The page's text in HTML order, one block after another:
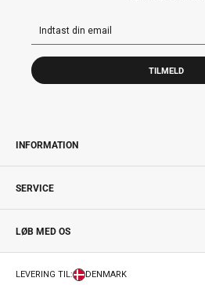
TILMELD
INFORMATION
SERVICE
LØB MED OS
LEVERING TIL: DENMARK